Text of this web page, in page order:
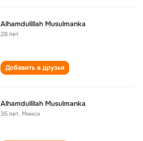
Alhamdulillah Musulmanka
28 лет
Добавить в друзья
Alhamdullilah Musulmanka
35 лет, Минск